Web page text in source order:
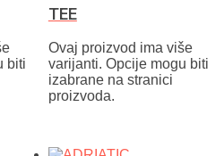
biti
TEE
Ovaj proizvod ima više
varijanti. Opcije mogu biti
izabrane na stranici
proizvoda.